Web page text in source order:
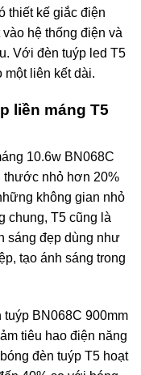
thiết kế giắc điện
hệ thống điện và
Với đèn tuýp led T5
một liên kết dài.
liền máng T5
10.6w BN068C
thước nhỏ hơn 20%
không gian nhỏ
chung, T5 cũng là
sáng đẹp dùng như
tạo ánh sáng trong
BN068C 900mm
tiêu hao điện năng
đèn tuýp T5 hoạt